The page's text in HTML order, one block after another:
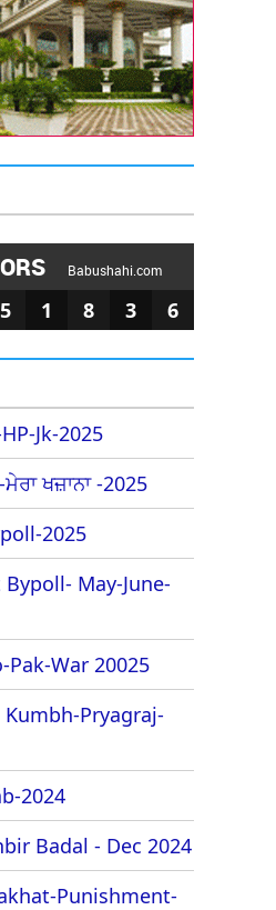
Babushahi.com
5 1 8 3 6
Jk-2025
ਖਜ਼ਾਨਾ -2025
2025
May-June-
Pak-War 20025
Pryagraj-
2024
Badal - Dec 2024
Punishment-